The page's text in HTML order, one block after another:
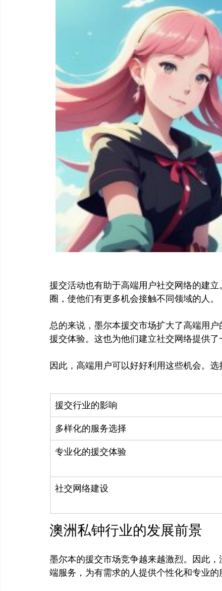
援交活动也有助于高端用户社交网络的建
圈，使他们有更多机会接触不同领域的人。
总的来说，墨尔本援交市场扩大了高端用
援交体验。这也为他们建立社交网络提供了
援交行业的影响
多样化的服务选择
专业化的援交体验
社交网络建设
澳洲私钟行业的发展前景
墨尔本的援交市场竞争越来越激烈。因此
端服务，为有需求的人提供个性化和专业的